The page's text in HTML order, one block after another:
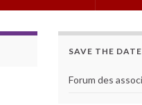
SAVE THE
Forum des